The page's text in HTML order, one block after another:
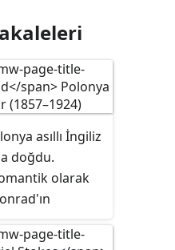
asıllı İngiliz
doğdu.
olarak
aldatma